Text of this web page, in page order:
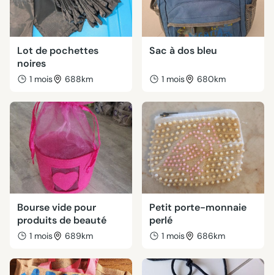
Lot de pochettes
noires
1 mois 688km
Sac à dos bleu
1 mois 680km
Bourse vide pour
produits de beauté
1 mois 689km
Petit porte-monnaie
perlé
1 mois 686km